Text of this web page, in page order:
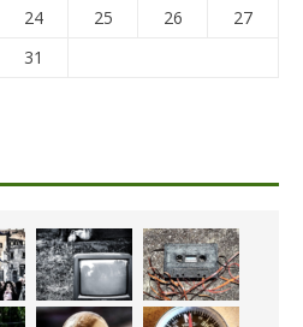
24 25 26
27
31